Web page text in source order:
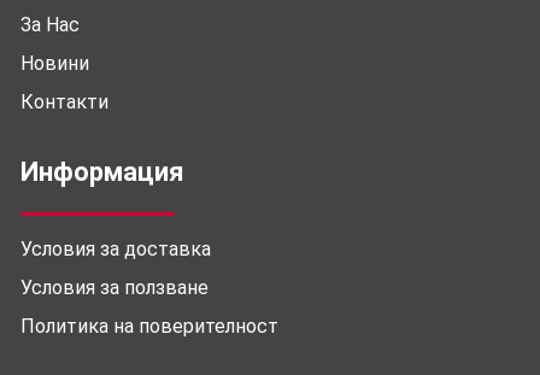
За Нас
Новини
Контакти
Информация
Условия за доставка
Условия за ползване
Политика на поверителност